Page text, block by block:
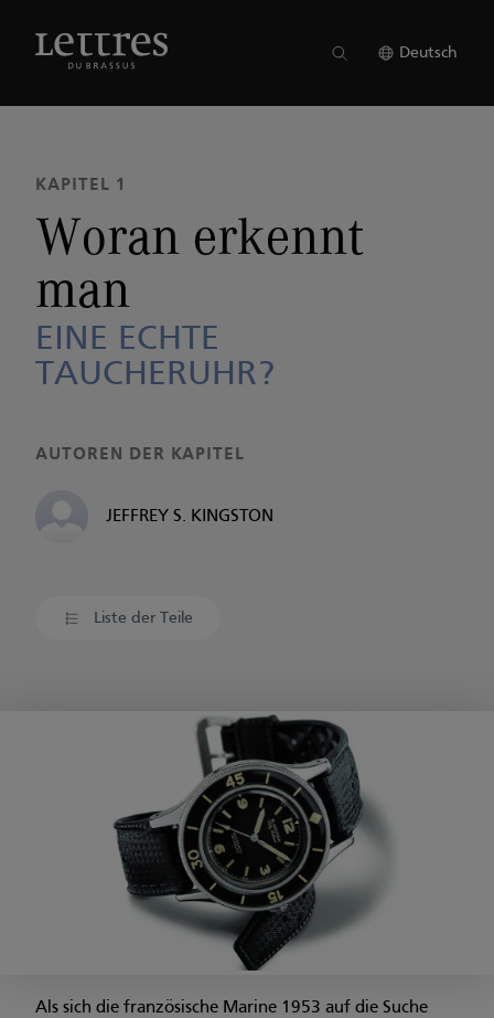
Deutsch
KAPITEL 1
Woran erkennt
man
EINE ECHTE
TAUCHERUHR?
AUTOREN DER KAPITEL
JEFFREY S. KINGSTON
Liste der Teile
Als sich die französische Marine 1953 auf die Suche